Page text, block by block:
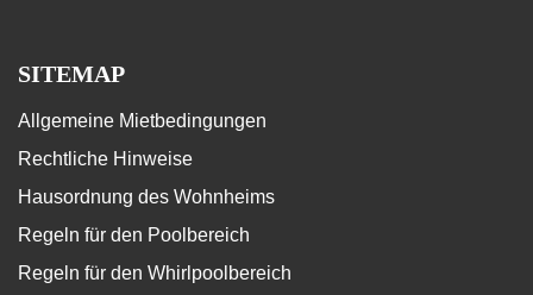
SITEMAP
Allgemeine Mietbedingungen
Rechtliche Hinweise
Hausordnung des Wohnheims
Regeln für den Poolbereich
Regeln für den Whirlpoolbereich